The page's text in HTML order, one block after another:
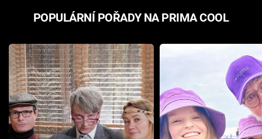
POPULÁRNÍ POŘADY NA PRIMA COOL